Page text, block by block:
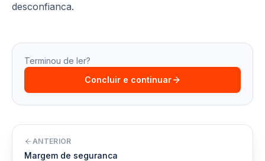
desconfianca.
Terminou de ler?
Concluir e continuar
ANTERIOR
Margem de seguranca